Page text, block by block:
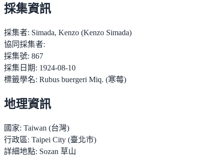
採集資訊
採集者: Simada, Kenzo (Kenzo Simada)
協同採集者:
採集號: 867
採集日期: 1924-08-10
標籤學名: Rubus buergeri Miq. (寒莓)
地理資訊
國家: Taiwan (台灣)
行政區: Taipei City (臺北市)
詳細地點: Sozan 草山